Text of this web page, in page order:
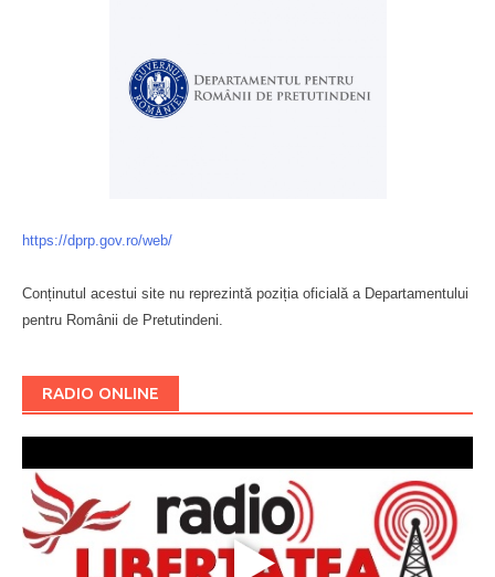
https://dprp.gov.ro/web/
Conținutul acestui site nu reprezintă poziția oficială a Departamentului
pentru Românii de Pretutindeni.
RADIO ONLINE